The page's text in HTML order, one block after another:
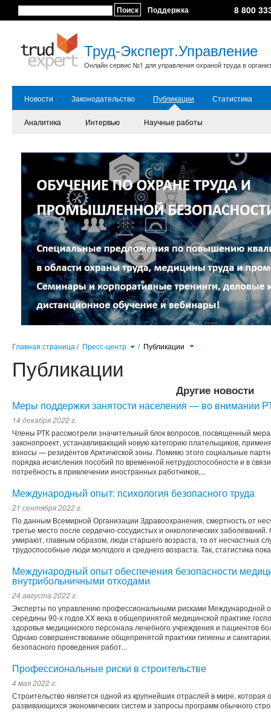
Поиск Поддержка 8 800
Труд-Эксперт.Управление
Онлайн сервис №1 для управления охраной труда в
Новости Законодательство Публикации Статистика
Аналитика Интервью Научные работы
Главная страница / Пресс-центр / Публикации
Публикации
Другие новости
Меры поддержки занятости населения — во внимании
14 декабря 2022 г.
Члены РТК рассмотрели значительный блок вопросов, посвященный
законопроект, устанавливающий новую категорию плательщиков,
взносы — резидентов Арктической зоны. Помимо этого социальные
порядка исчисления пособий по временной нетрудоспособности и в
потребность в привлечении иностранных работников,...
Международный опыт: психология безопасного труда
21 сентября 2022 г.
По данным Всемирной Организации Здравоохранения, смертность от
третье место после сердечно-сосудистых и онкологических
умирают, главным образом, люди старшего возраста, то от несчастных
трудоспособные люди молодого и среднего возраста. Так, статистика
Международный опыт обеспечения безопасности
внутрибольничными отходами
24 августа 2022 г.
Эксперты по управлению профессиональными рисками Международной
середины 90-х годов XX века в общепринятой медицинской практике
здоровья медицинского персонала лечебного учреждения и пациентов
Однако совершенствование общепринятой практики гигиены и
безопасного проведения работ...
Профессиональные риски в строительстве
4 мая 2022 г.
Строительство является одной из крупнейших отраслей в мире, которая
развивающихся экономических систем и запросы программ обычного